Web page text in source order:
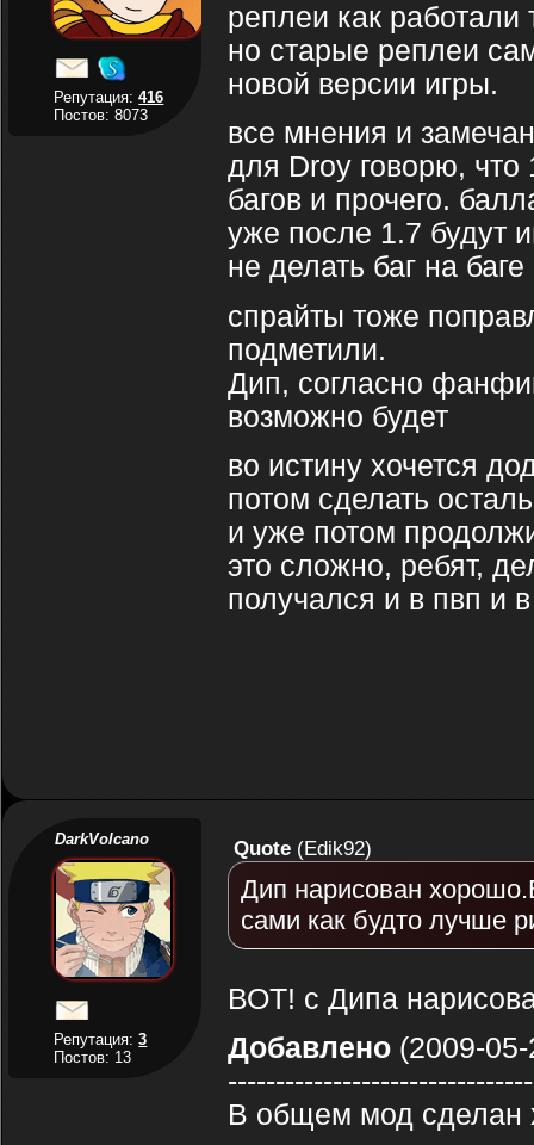
Репутация:416
Постов: 8073
реплеи как работали
но старые реплеи
новой версии игры.
все мнения и
для Droy говорю, что
багов и прочего.
уже после 1.7 будут
не делать баг на
спрайты тоже
подметили.
Дип, согласно
возможно будет
во истину хочется
потом сделать
и уже потом
это сложно, ребят,
получался и в пвп и
DarkVolcano
Репутация:3
Постов: 13
Quote(Edik92)
Дип нарисован
сами как будто лучше
ВОТ! с Дипа
Добавлено(2009-05-
В общем мод сделан